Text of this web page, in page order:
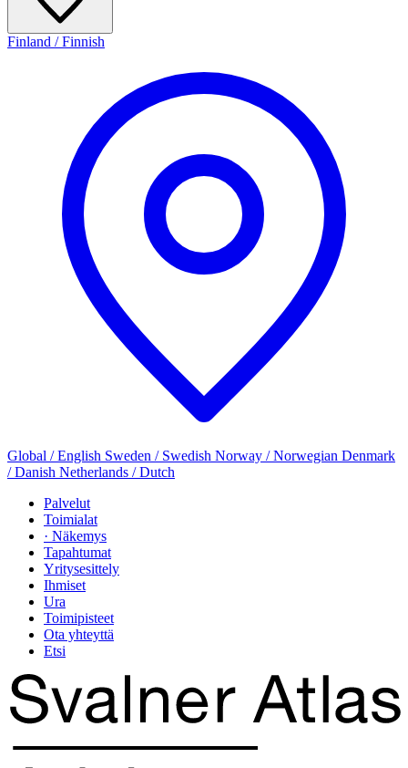
Finland / Finnish
Global / English Sweden / Swedish Norway / Norwegian Denmark
/ Danish Netherlands / Dutch
Palvelut
Toimialat
· Näkemys
Tapahtumat
Yritysesittely
Ihmiset
Ura
Toimipisteet
Ota yhteyttä
Etsi